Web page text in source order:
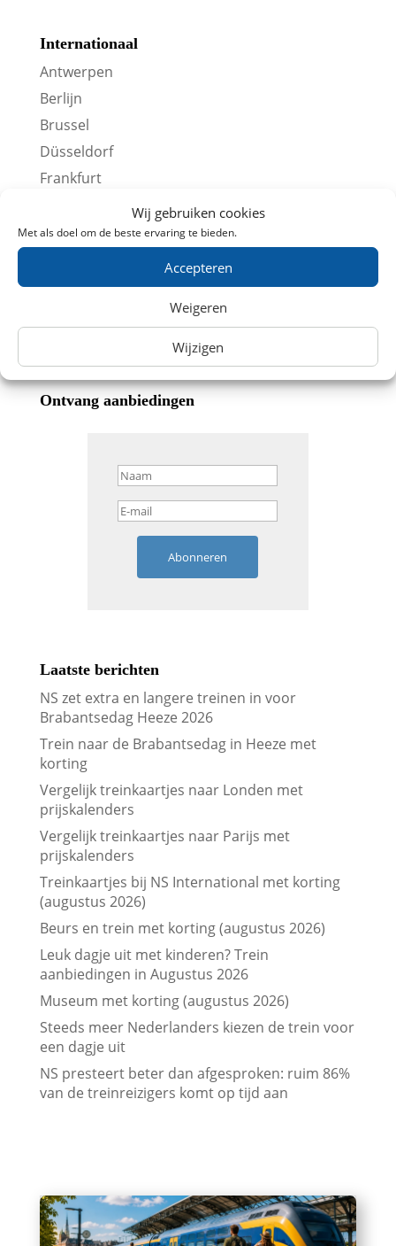
Wij gebruiken cookies
Met als doel om de beste ervaring te bieden.
Accepteren
Weigeren
Wijzigen
Internationaal
Antwerpen
Berlijn
Brussel
Düsseldorf
Frankfurt
Lille
Parijs
Ontvang aanbiedingen
Abonneren
Laatste berichten
NS zet extra en langere treinen in voor
Brabantsedag Heeze 2026
Trein naar de Brabantsedag in Heeze met
korting
Vergelijk treinkaartjes naar Londen met
prijskalenders
Vergelijk treinkaartjes naar Parijs met
prijskalenders
Treinkaartjes bij NS International met korting
(augustus 2026)
Beurs en trein met korting (augustus 2026)
Leuk dagje uit met kinderen? Trein
aanbiedingen in Augustus 2026
Museum met korting (augustus 2026)
Steeds meer Nederlanders kiezen de trein voor
een dagje uit
NS presteert beter dan afgesproken: ruim 86%
van de treinreizigers komt op tijd aan